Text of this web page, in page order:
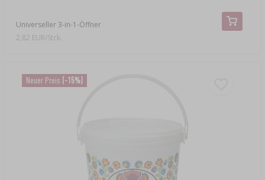
Universeller 3-in-1-Öffner
2,82 EUR/Stck.
Neuer Preis (-15%)